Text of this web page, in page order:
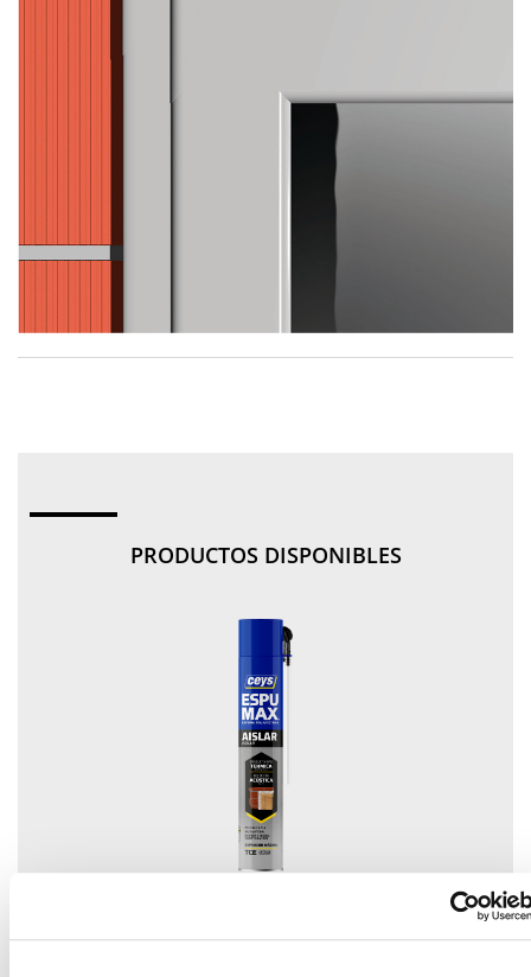
PRODUCTOS DISPONIBLES